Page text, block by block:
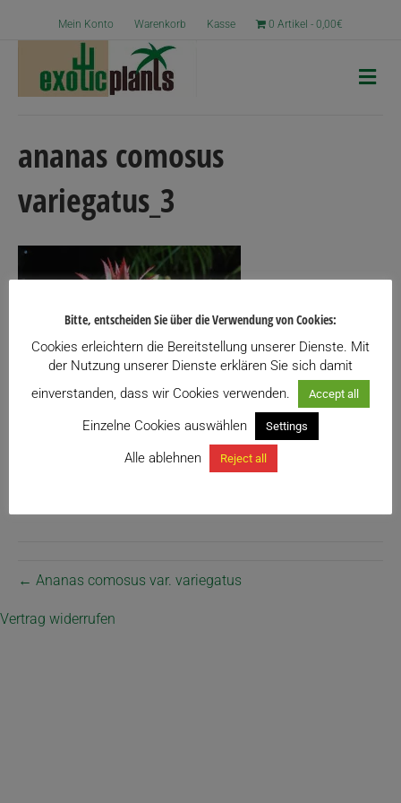
Mein Konto Warenkorb Kasse 0 Artikel 0,00€
N
a
ananas comosus
variegatus_3
← Ananas comosus var. variegatus
Vertrag widerrufen
Bitte, entscheiden Sie über die Verwendung von Cookies:
Cookies erleichtern die Bereitstellung unserer Dienste. Mit
der Nutzung unserer Dienste erklären Sie sich damit
einverstanden, dass wir Cookies verwenden.
Accept all
Einzelne Cookies auswählen Settings
Alle ablehnen Reject all